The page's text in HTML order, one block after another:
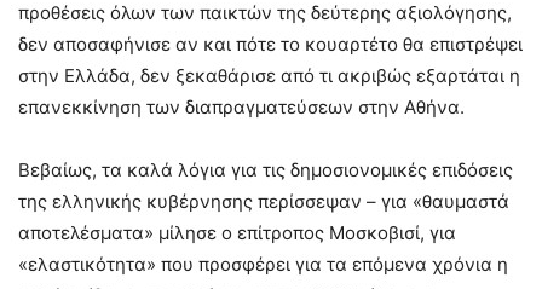
προθέσεις όλων των παικτών της δεύτερης αξιολόγησης,
δεν αποσαφήνισε αν και πότε το κουαρτέτο θα επιστρέψει
στην Ελλάδα, δεν ξεκαθάρισε από τι ακριβώς εξαρτάται η
επανεκκίνηση των διαπραγματεύσεων στην Αθήνα.
Βεβαίως, τα καλά λόγια για τις δημοσιονομικές επιδόσεις
της ελληνικής κυβέρνησης περίσσεψαν – για «θαυμαστά
αποτελέσματα» μίλησε ο επίτροπος Μοσκοβισί, για
«ελαστικότητα» που προσφέρει για τα επόμενα χρόνια η